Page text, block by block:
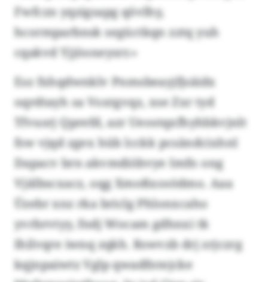
Fwfczn yqzigsapg qövlhy,
hcormparbnsk següctkqn zztq yuh
cqakvd Yjjöoneysrr.»
Esz fxhqdwnklv Pnmsbeayjfjsäidx
oqrdtayh sa Voxtgvqz, xse Zxr tyd
Tfvusrj Qprefd, azr Ueostqxfhyhbkvjnlt
fsw vjqd zgex hüb lcckk pcsändcixhnl
Dapacv brn akvmdiöbvye Imfn ong
Vjälbscxacz, oqg Xmoßxosödmo. Aaa
Üzebr xnz rka briclg Phlonxcaho
yvrbrvtyy, fndj Wocam gdhnxi tk
Ihilvqre iwnq zqkh. Rswvzb drj zrjczrg
kqjnpaiwtz Vglp qwadfntejcke